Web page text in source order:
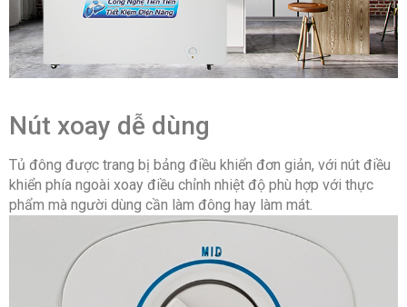
Nút xoay dễ dùng
Tủ đông được trang bị bảng điều khiển đơn giản, với nút điều
khiển phía ngoài xoay điều chỉnh nhiệt độ phù hợp với thực
phẩm mà người dùng cần làm đông hay làm mát.